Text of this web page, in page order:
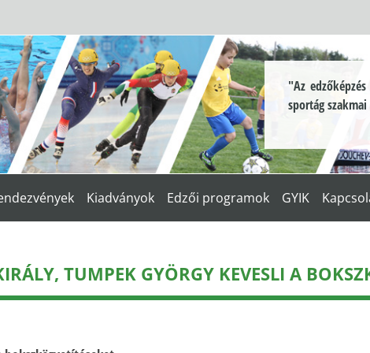
"Az
sportág
Kiadványok Edzői programok GYIK
TUMPEK GYÖRGY KEVESLI A